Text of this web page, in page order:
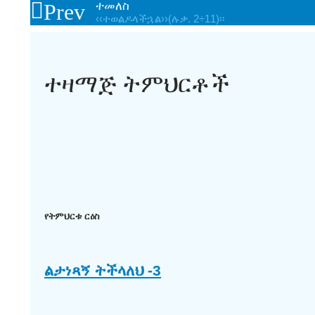
Prev ተመለስ
‹‹ተወልዶላችኋል››(ሉቃ. 2÷11)፡፡
ተዛማጅ ትምህርቶች
የትምህርቱ ርዕስ
ልታነጻኝ ትችላለህ -3